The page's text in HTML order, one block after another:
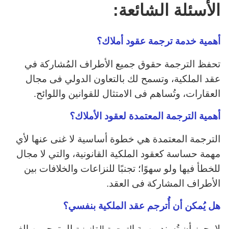
الأسئلة الشائعة:
أهمية خدمة ترجمة عقود أملاك؟
تحفظ الترجمة حقوق جميع الأطراف المُشاركة في
عقد الملكية، وتسمح لك بالتعاون الدولي فى مجال
العقارات، وتُساهم فى الامتثال للقوانين واللوائح.
أهمية الترجمة المعتمدة لعقود الأملاك؟
الترجمة المعتمدة هي خطوة أساسية لا غنى عنها لأي
مهمة حساسة كعقود الملكية القانونية، والتي لا مجال
للخطأ فيها ولو سهوًا؛ تجنبًا للنزاعات والخلافات بين
الأطراف المشاركة فى العقد.
هل يُمكن أن أُترجم عقد الملكية بنفسي؟